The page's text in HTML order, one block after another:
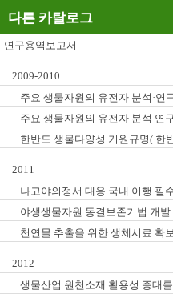
다른 카탈로그
연구용역보고서
2009-2010
주요 생물자원의 유전자 분석·연
주요 생물자원의 유전자 분석 연
연구
한반도 생물다양성 기원규명( 한
2011
나고야의정서 대응 국내 이행 필
야생생물자원 동결보존기법 개
천연물 추출을 위한 생체시료 확
2012
생물산업 원천소재 활용성 증대